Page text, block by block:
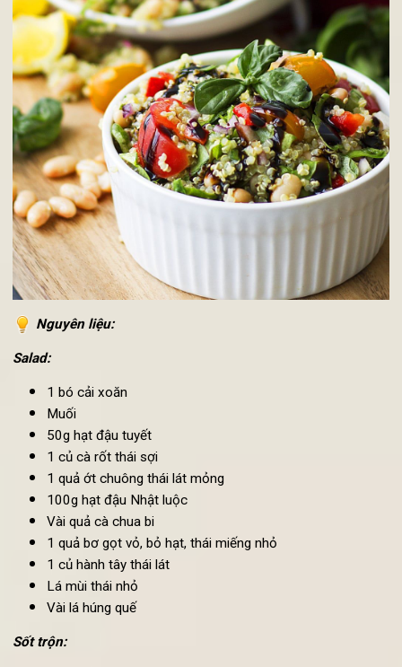
thống.
Nguyên liệu:
Salad:
1 bó cải xoăn
Muối
50g hạt đậu tuyết
1 củ cà rốt thái sợi
100g hạt đậu Nhật luộc